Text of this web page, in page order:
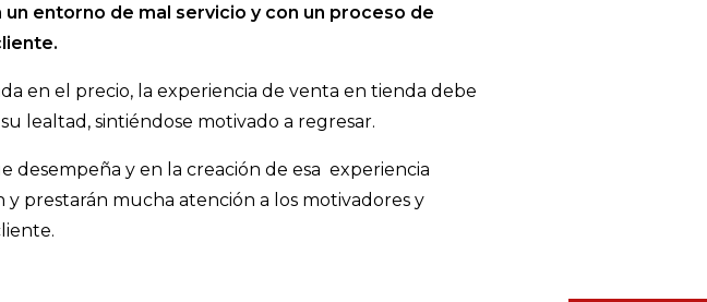
entorno de mal servicio y con un proceso de
en el precio, la experiencia de venta en tienda debe
lealtad, sintiéndose motivado a regresar.
desempeña y en la creación de esa experiencia
prestarán mucha atención a los motivadores y